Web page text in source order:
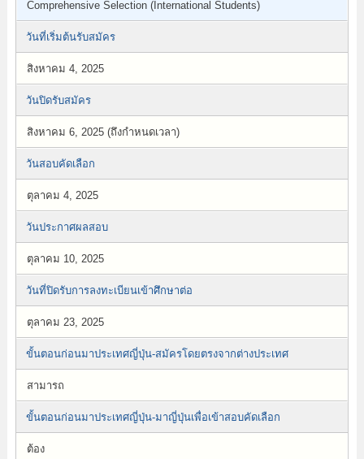
Comprehensive Selection (International Students)
วันที่เริ่มต้นรับสมัคร
สิงหาคม 4, 2025
วันปิดรับสมัคร
สิงหาคม 6, 2025 (ถึงกำหนดเวลา)
วันสอบคัดเลือก
ตุลาคม 4, 2025
วันประกาศผลสอบ
ตุลาคม 10, 2025
วันที่ปิดรับการลงทะเบียนเข้าศึกษาต่อ
ตุลาคม 23, 2025
ขั้นตอนก่อนมาประเทศญี่ปุ่น-สมัครโดยตรงจากต่างประเทศ
สามารถ
ขั้นตอนก่อนมาประเทศญี่ปุ่น-มาญี่ปุ่นเพื่อเข้าสอบคัดเลือก
ต้อง